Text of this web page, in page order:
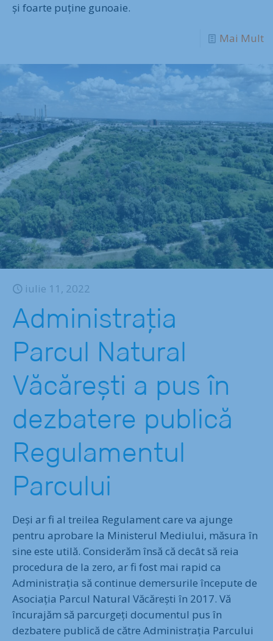
și foarte puține gunoaie.
Mai Mult
iulie 11, 2022
Administrația
Parcul Natural
Văcărești a pus în
dezbatere publică
Regulamentul
Parcului
Deși ar fi al treilea Regulament care va ajunge
pentru aprobare la Ministerul Mediului, măsura în
sine este utilă. Considerăm însă că decât să reia
procedura de la zero, ar fi fost mai rapid ca
Administrația să continue demersurile începute de
Asociația Parcul Natural Văcărești în 2017. Vă
încurajăm să parcurgeți documentul pus în
dezbatere publică de către Administrația Parcului